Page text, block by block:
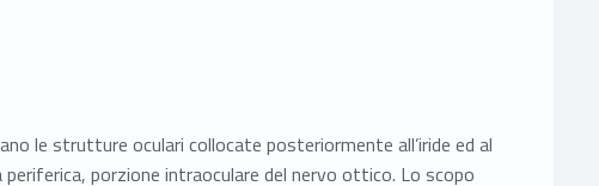
le strutture oculari collocate posteriormente all’iride ed al
porzione intraoculare del nervo ottico. Lo scopo